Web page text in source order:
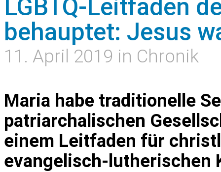
LGBTQ-Leitfaden
behauptet: Jesus
11. April 2019 in Chronik
Maria habe traditionelle
patriarchalischen
einem Leitfaden für
evangelisch-lutherischen